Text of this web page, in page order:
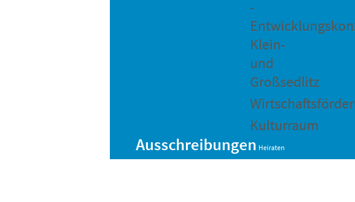
-
Klein-
und
Großsedlitz
Kulturraum
Ausschreibungen Heiraten